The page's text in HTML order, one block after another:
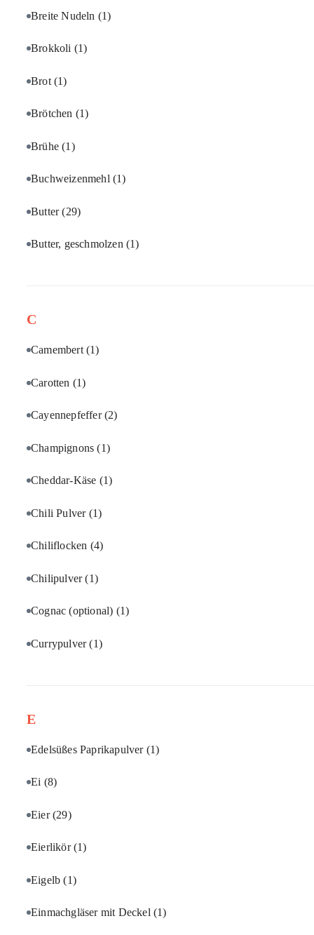
Breite Nudeln (1)
Brokkoli (1)
Brot (1)
Brötchen (1)
Brühe(1)
Buchweizenmehl (1)
Butter(29)
Butter, geschmolzen (1)
C
Camembert (1)
Carotten (1)
Cayennepfeffer(2)
Champignons(1)
Cheddar-Käse (1)
Chili Pulver (1)
Chiliflocken (4)
Chilipulver(1)
Cognac (optional) (1)
Currypulver(1)
E
Edelsüßes Paprikapulver (1)
Ei (8)
Eier(29)
Eierlikör(1)
Eigelb(1)
Einmachgläser mit Deckel (1)